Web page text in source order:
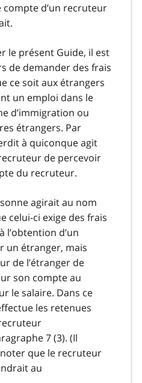
d’un recruteur
le présent Guide, il est
de demander des frais
ce soit aux étrangers
un emploi dans le
d’immigration ou
étrangers. Par
à quiconque agit
de percevoir
du recruteur.
agirait au nom
celui-ci exige des frais
l’obtention d’un
un étranger, mais
de l’étranger de
son compte au
le salaire. Dans ce
les retenues
7 (3). (Il
que le recruteur
au